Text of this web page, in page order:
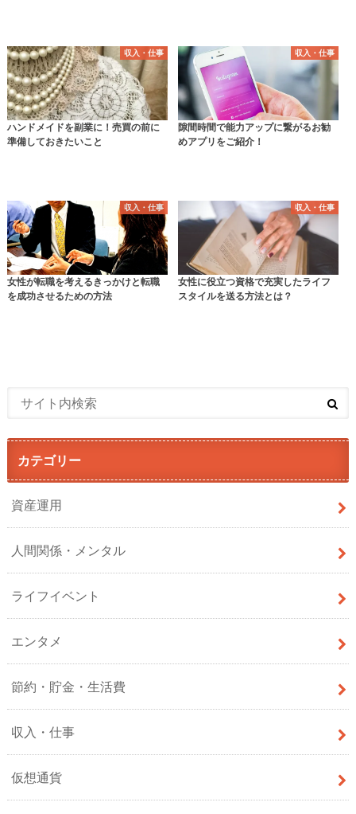
収入・仕事
ハンドメイドを副業に！売買の前に
準備しておきたいこと
収入・仕事
隙間時間で能力アップに繋がるお勧
めアプリをご紹介！
収入・仕事
女性が転職を考えるきっかけと転職
を成功させるための方法
収入・仕事
女性に役立つ資格で充実したライフ
スタイルを送る方法とは？
カテゴリー
資産運用
人間関係・メンタル
ライフイベント
エンタメ
節約・貯金・生活費
収入・仕事
仮想通貨